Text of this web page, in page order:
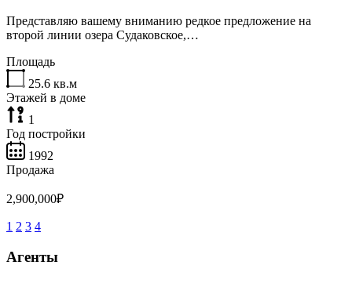
Представляю вашему вниманию редкое предложение на
второй линии озера Судаковское,…
Площадь
25.6 кв.м
Этажей в доме
1
Год постройки
1992
Продажа
2,900,000₽
1 2 3 4
Агенты